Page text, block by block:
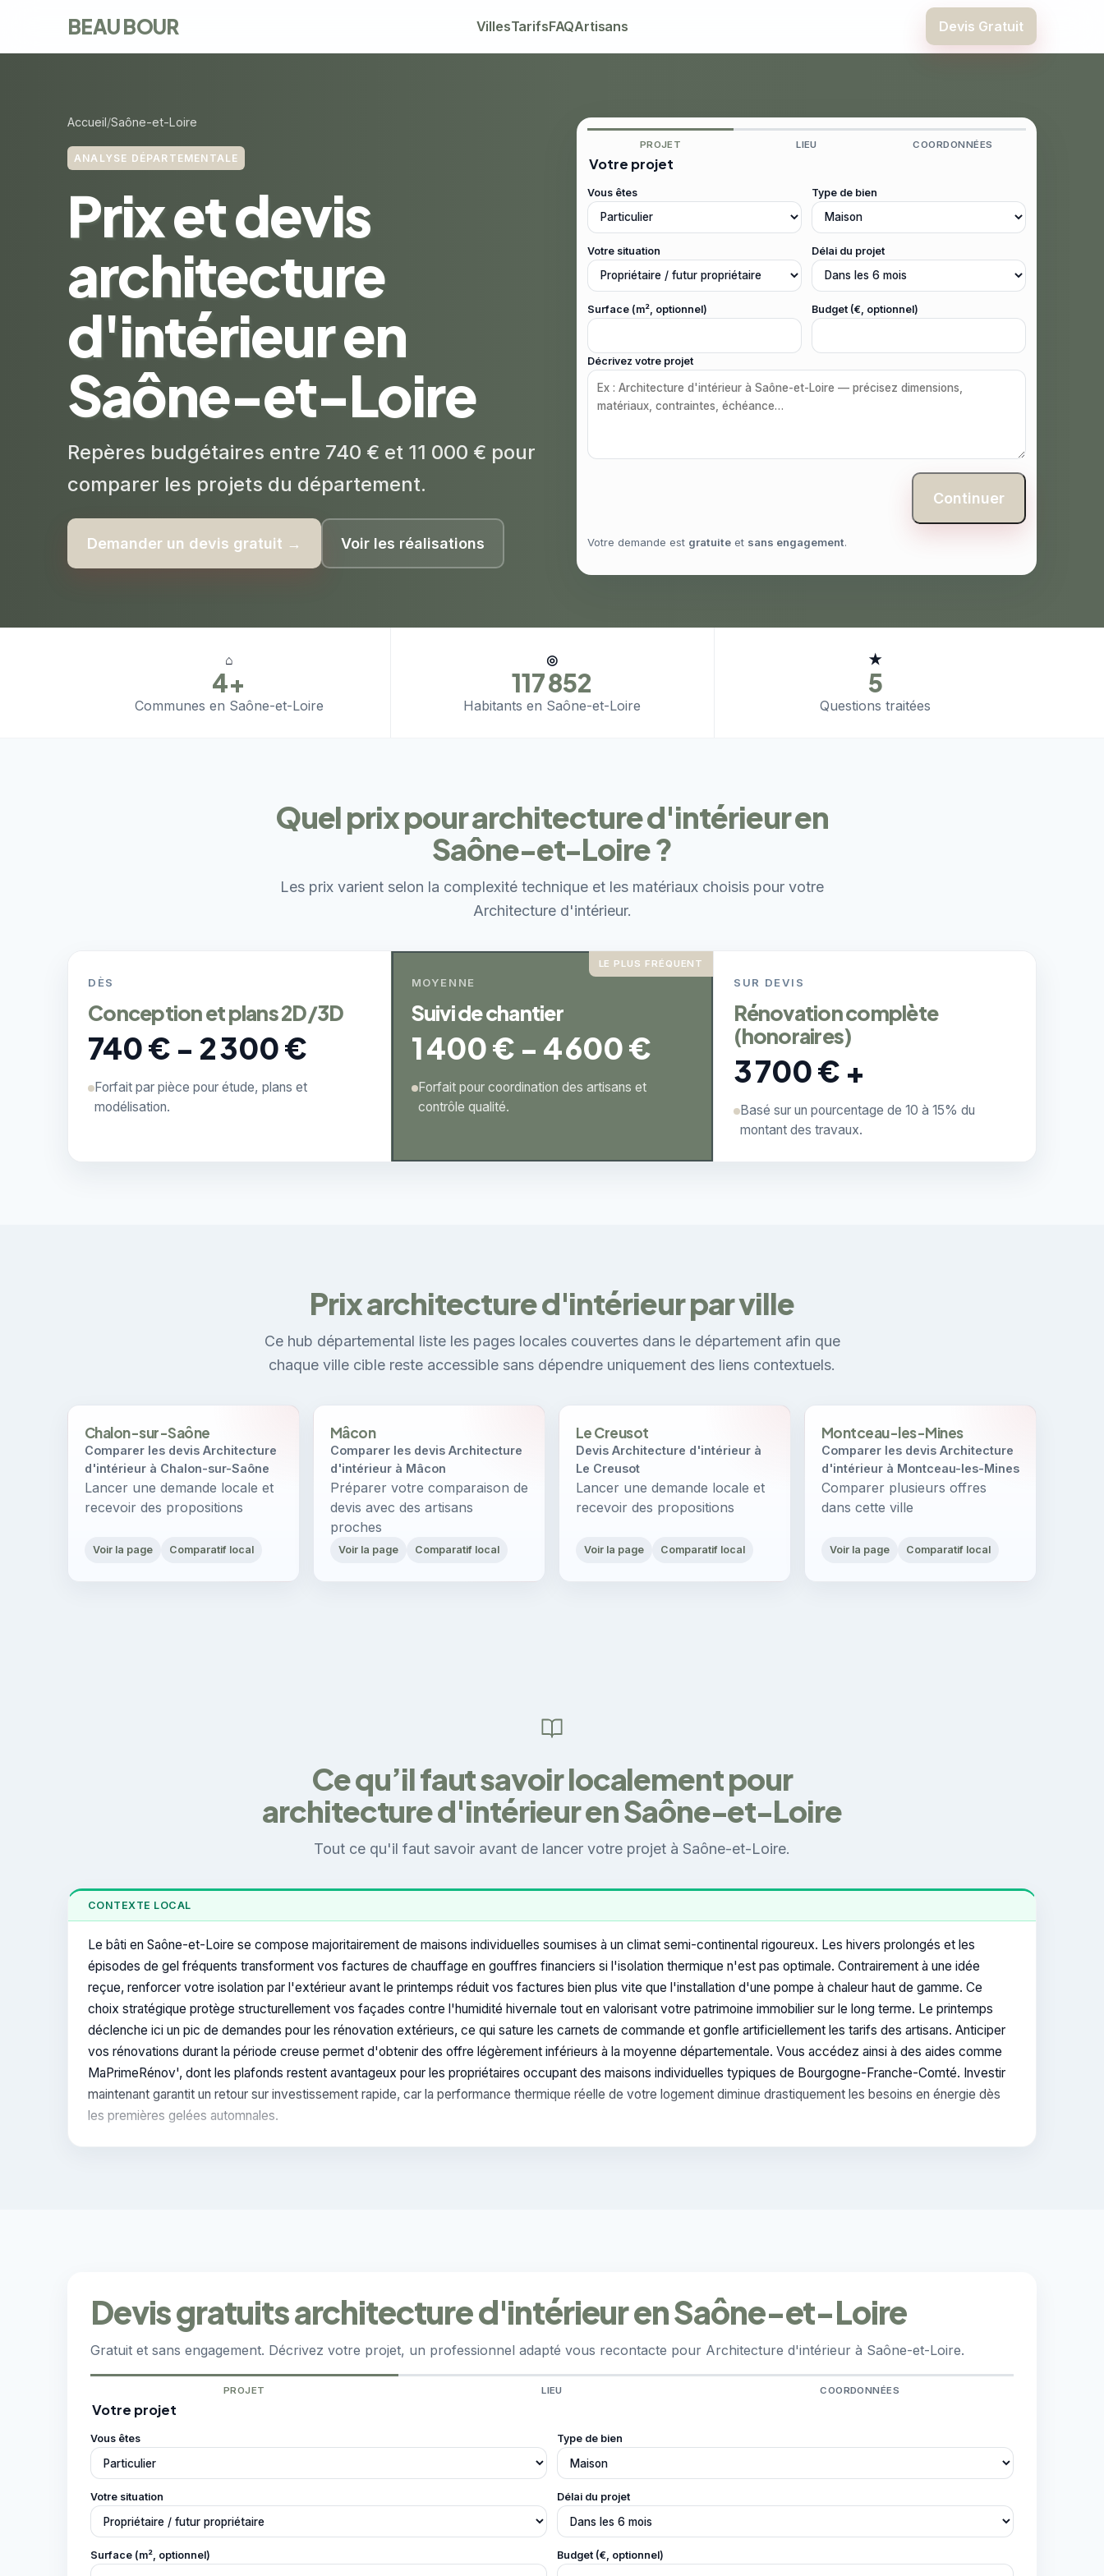
BEAU BOUR VillesTarifsFAQArtisans Devis Gratuit
Accueil Saône-et-Loire
ANALYSE DÉPARTEMENTALE
Prix et devis
architecture
d'intérieur en
Saône-et-Loire
Repères budgétaires entre 740 € et 11 000 € pour
comparer les projets du département.
Demander un devis gratuit → Voir les réalisations
PROJET LIEU COORDONNÉES
Votre projet
Vous êtes Type de bien
Votre situation Délai du projet
Surface (m², optionnel) Budget (€, optionnel)
Décrivez votre projet
Continuer
Votre demande est gratuite et sans engagement.
⌂
4+
Communes en Saône-et-Loire
◎
117 852
Habitants en Saône-et-Loire
★
5
Questions traitées
Quel prix pour architecture d'intérieur en
Saône-et-Loire ?
Les prix varient selon la complexité technique et les matériaux choisis pour votre
Architecture d'intérieur.
DÈS
Conception et plans 2D/3D
740 € - 2 300 €
Forfait par pièce pour étude, plans et
modélisation.
LE PLUS FRÉQUENT
MOYENNE
Suivi de chantier
1 400 € - 4 600 €
Forfait pour coordination des artisans et
contrôle qualité.
SUR DEVIS
Rénovation complète
(honoraires)
3 700 € +
Basé sur un pourcentage de 10 à 15% du
montant des travaux.
Prix architecture d'intérieur par ville
Ce hub départemental liste les pages locales couvertes dans le département afin que
chaque ville cible reste accessible sans dépendre uniquement des liens contextuels.
Chalon-sur-Saône
Comparer les devis Architecture
d'intérieur à Chalon-sur-Saône
Lancer une demande locale et
recevoir des propositions
Voir la page Comparatif local
Mâcon
Comparer les devis Architecture
d'intérieur à Mâcon
Préparer votre comparaison de
devis avec des artisans
proches
Voir la page Comparatif local
Le Creusot
Devis Architecture d'intérieur à
Le Creusot
Lancer une demande locale et
recevoir des propositions
Voir la page Comparatif local
Montceau-les-Mines
Comparer les devis Architecture
d'intérieur à Montceau-les-Mines
Comparer plusieurs offres
dans cette ville
Voir la page Comparatif local
Ce qu’il faut savoir localement pour
architecture d'intérieur en Saône-et-Loire
Tout ce qu'il faut savoir avant de lancer votre projet à Saône-et-Loire.
CONTEXTE LOCAL
Le bâti en Saône-et-Loire se compose majoritairement de maisons individuelles soumises à un climat semi-continental rigoureux. Les hivers prolongés et les
épisodes de gel fréquents transforment vos factures de chauffage en gouffres financiers si l'isolation thermique n'est pas optimale. Contrairement à une idée
reçue, renforcer votre isolation par l'extérieur avant le printemps réduit vos factures bien plus vite que l'installation d'une pompe à chaleur haut de gamme. Ce
choix stratégique protège structurellement vos façades contre l'humidité hivernale tout en valorisant votre patrimoine immobilier sur le long terme. Le printemps
déclenche ici un pic de demandes pour les rénovation extérieurs, ce qui sature les carnets de commande et gonfle artificiellement les tarifs des artisans. Anticiper
vos rénovations durant la période creuse permet d'obtenir des offre légèrement inférieurs à la moyenne départementale. Vous accédez ainsi à des aides comme
MaPrimeRénov', dont les plafonds restent avantageux pour les propriétaires occupant des maisons individuelles typiques de Bourgogne-Franche-Comté. Investir
maintenant garantit un retour sur investissement rapide, car la performance thermique réelle de votre logement diminue drastiquement les besoins en énergie dès
les premières gelées automnales.
Devis gratuits architecture d'intérieur en Saône-et-Loire
Gratuit et sans engagement. Décrivez votre projet, un professionnel adapté vous recontacte pour Architecture d'intérieur à Saône-et-Loire.
PROJET LIEU COORDONNÉES
Votre projet
Vous êtes Type de bien
Votre situation Délai du projet
Surface (m², optionnel) Budget (€, optionnel)